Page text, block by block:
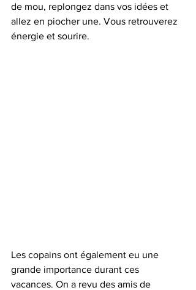
de mou, replongez dans vos idées et
allez en piocher une. Vous retrouverez
énergie et sourire.
Les copains ont également eu une
grande importance durant ces
vacances. On a revu des amis de